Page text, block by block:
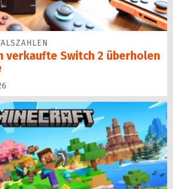
verkaufte Switch 2 überholen